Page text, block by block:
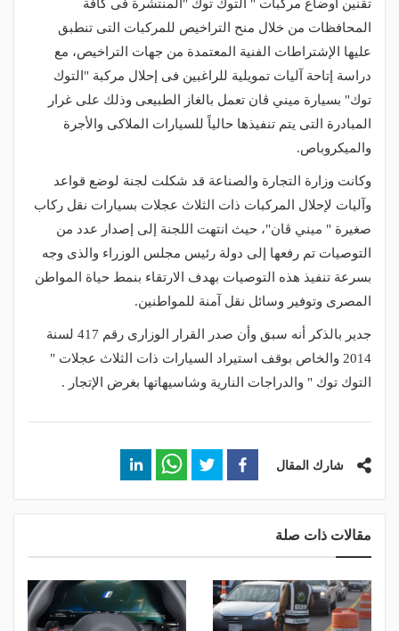
تقنين أوضاع مركبات " التوك توك "المنتشرة فى كافة
المحافظات من خلال منح التراخيص للمركبات التى تنطبق
عليها الإشتراطات الفنية المعتمدة من جهات التراخيص، مع
دراسة إتاحة آليات تمويلية للراغبين فى إحلال مركبة "التوك
توك" بسيارة ميني ڤان تعمل بالغاز الطبيعى وذلك على غرار
المبادرة التى يتم تنفيذها حالياً للسيارات الملاكى والأجرة
والميكروباص.
وكانت وزارة التجارة والصناعة قد شكلت لجنة لوضع قواعد
وآليات لإحلال المركبات ذات الثلاث عجلات بسيارات نقل ركاب
صغيرة " ميني ڤان"، حيث انتهت اللجنة إلى إصدار عدد من
التوصيات تم رفعها إلى دولة رئيس مجلس الوزراء والذى وجه
بسرعة تنفيذ هذه التوصيات بهدف الارتقاء بنمط حياة المواطن
المصرى وتوفير وسائل نقل آمنة للمواطنين.
جدير بالذكر أنه سبق وأن صدر القرار الوزارى رقم 417 لسنة
2014 والخاص بوقف استيراد السيارات ذات الثلاث عجلات "
التوك توك " والدراجات النارية وشاسيهاتها بغرض الإتجار .
شارك المقال
مقالات ذات صلة